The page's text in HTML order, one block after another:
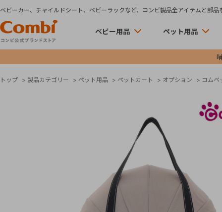
ベビーカー、チャイルドシート、ベビーラックなど、コンビ製品全アイテムと部品
ベビー用品 ペット用品
トップ > 製品カテゴリー > ペット用品 > ペットカート > オプション > コムペ